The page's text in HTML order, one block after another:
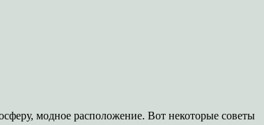
модное расположение. Вот некоторые советы